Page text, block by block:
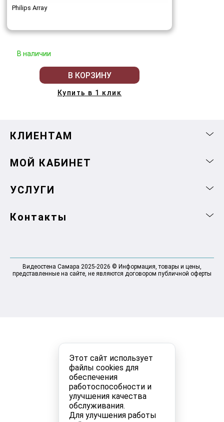
Этот сайт использует
файлы cookies для
обеспечения
работоспособности и
улучшения качества
обслуживания.
Для улучшения работы
Philips Array
В наличии
В КОРЗИНУ
Купить в 1 клик
КЛИЕНТАМ
МОЙ КАБИНЕТ
УСЛУГИ
Контакты
Видеостена Самара 2025-2026 © Информация, товары и цены,
представленные на сайте, не являются договором публичной оферты